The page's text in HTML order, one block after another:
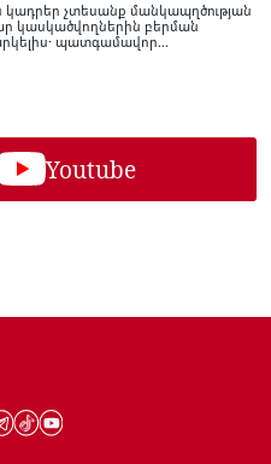
կադրեր չտեսանք մանկապղծության
կասկածվողներին բերման
պատգամավոր...
Youtube